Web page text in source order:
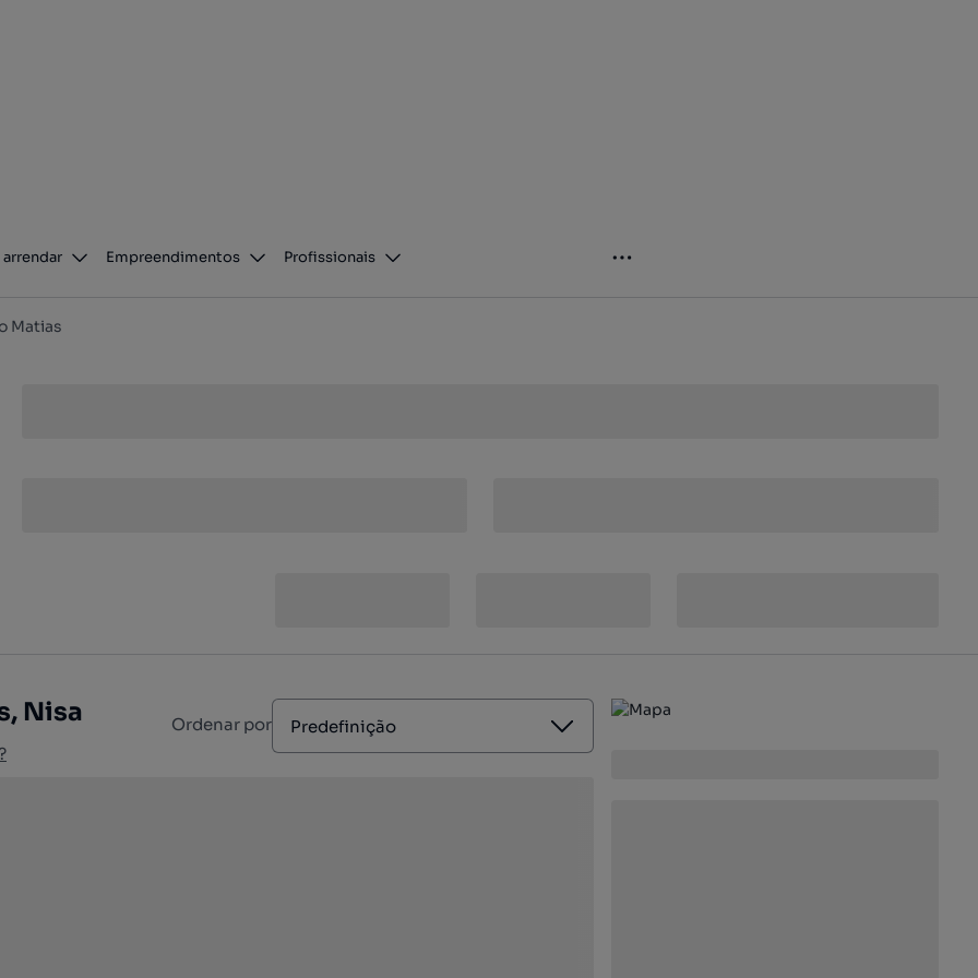
arrendar Empreendimentos Profissionais
Matias
Nisa Ordenar por Predefinição